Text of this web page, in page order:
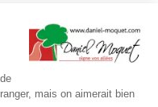
d'Allée de
mais on aimerait bien